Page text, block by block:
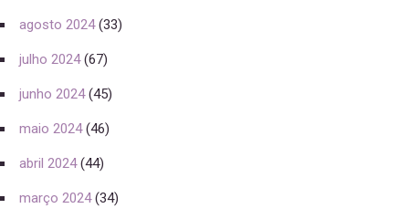
agosto 2024(33)
julho 2024(67)
junho 2024(45)
maio 2024(46)
abril 2024(44)
março 2024(34)